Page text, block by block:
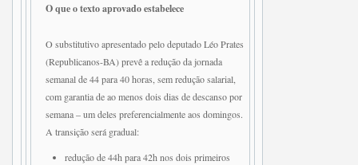
O que o texto aprovado estabelece
O substitutivo apresentado pelo deputado Léo Prates
(Republicanos-BA) prevê a redução da jornada
semanal de 44 para 40 horas, sem redução salarial,
com garantia de ao menos dois dias de descanso por
semana – um deles preferencialmente aos domingos.
A transição será gradual:
redução de 44h para 42h nos dois primeiros